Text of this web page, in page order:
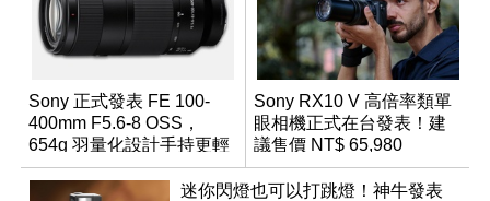
Sony 正式發表 FE 100-
400mm F5.6-8 OSS，
654g 羽量化設計手持更輕
鬆
Sony RX10 V 高倍率類單
眼相機正式在台發表！建
議售價 NT$ 65,980
迷你閃燈也可以打跳燈！神牛發表